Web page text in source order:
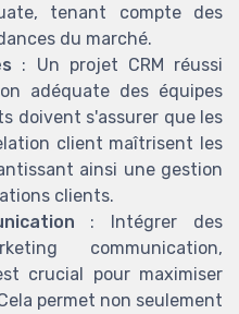
tenant compte des
du marché.
: Un projet CRM réussi
adéquate des équipes
doivent s'assurer que les
client maîtrisent les
ainsi une gestion
clients.
: Intégrer des
communication,
crucial pour maximiser
permet non seulement